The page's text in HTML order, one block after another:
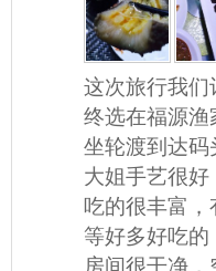
这次旅行我
终选在福源
坐轮渡到达码
大姐手艺很
吃的很丰富
等好多好吃的
房间很干净